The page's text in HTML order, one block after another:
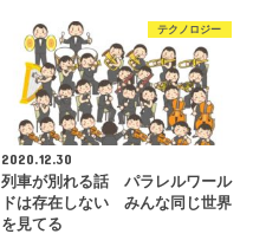
テクノロジー
2020.12.30
列車が別れる話 パラレルワール
ドは存在しない みんな同じ世界
を見てる